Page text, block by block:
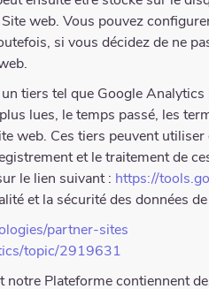
web. Vous pouvez
si vous décidez de ne
tiers tel que Google
lues, le temps passé, les
web. Ces tiers peuvent
et le traitement de
le lien suivant : https://
et la sécurité des données
partner-sites
topic/2919631
notre Plateforme contiennent